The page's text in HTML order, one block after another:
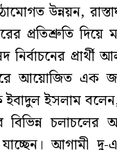
উন্নয়ন,
প্রতিশ্রুতি
নির্বাচনের
আয়োজিত এক
ইসলাম বলেন,
বিভিন্ন
আগামী